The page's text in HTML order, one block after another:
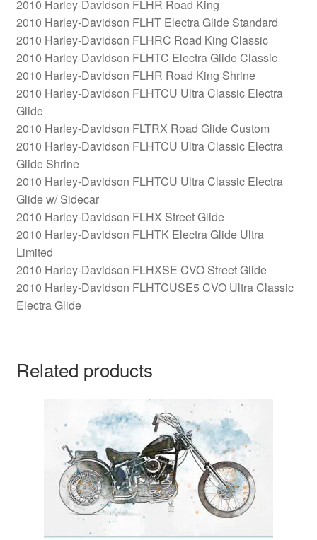
2010 Harley-Davidson FLHR Road King
2010 Harley-Davidson FLHT Electra Glide Standard
2010 Harley-Davidson FLHRC Road King Classic
2010 Harley-Davidson FLHTC Electra Glide Classic
2010 Harley-Davidson FLHR Road King Shrine
2010 Harley-Davidson FLHTCU Ultra Classic Electra
Glide
2010 Harley-Davidson FLTRX Road Glide Custom
2010 Harley-Davidson FLHTCU Ultra Classic Electra
Glide Shrine
2010 Harley-Davidson FLHTCU Ultra Classic Electra
Glide w/ Sidecar
2010 Harley-Davidson FLHX Street Glide
2010 Harley-Davidson FLHTK Electra Glide Ultra
Limited
2010 Harley-Davidson FLHXSE CVO Street Glide
2010 Harley-Davidson FLHTCUSE5 CVO Ultra Classic
Electra Glide
Related products